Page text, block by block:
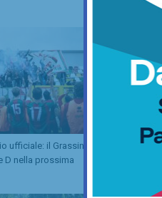
tre emiliane,
ufficiale: il Grassina
D nella prossima
È
torna in